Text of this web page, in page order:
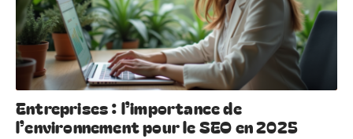
Entreprises : l’importance de
l’environnement pour le SEO en 2025